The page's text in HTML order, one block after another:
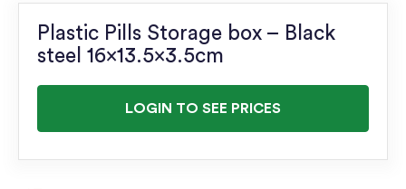
Plastic Pills Storage box – Black
steel 16×13.5×3.5cm
LOGIN TO SEE PRICES